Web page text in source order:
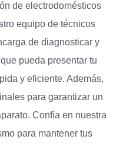
de electrodomésticos
equipo de técnicos
de diagnosticar y
pueda presentar tu
y eficiente. Además,
para garantizar un
Confía en nuestra
para mantener tus